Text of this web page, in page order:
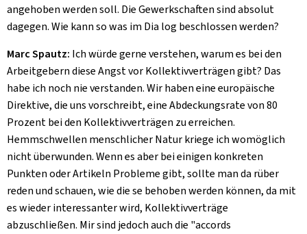
angehoben werden soll. Die Gewerkschaften sind absolut
dagegen. Wie kann so was im Dia log beschlossen werden?
Marc Spautz: Ich würde gerne verstehen, warum es bei den
Arbeitgebern diese Angst vor Kollektivverträgen gibt? Das
habe ich noch nie verstanden. Wir haben eine europäische
Direktive, die uns vorschreibt, eine Abdeckungsrate von 80
Prozent bei den Kollektivverträgen zu erreichen.
Hemmschwellen menschlicher Natur kriege ich womöglich
nicht überwunden. Wenn es aber bei einigen konkreten
Punkten oder Artikeln Probleme gibt, sollte man da rüber
reden und schauen, wie die se behoben werden können, da mit
es wieder interessanter wird, Kollektivverträge
abzuschließen. Mir sind jedoch auch die "accords